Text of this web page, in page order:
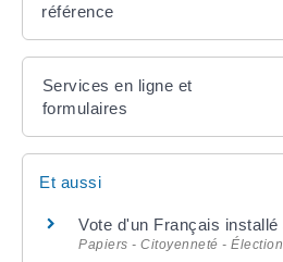
référence
Services en ligne et
formulaires
Et aussi
Vote d'un Français
Papiers - Citoyenneté -